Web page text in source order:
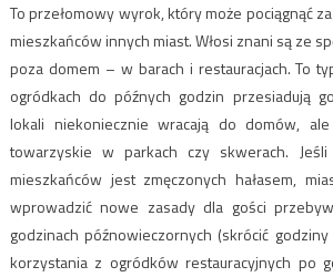
To przełomowy wyrok, który może pociągnąć
mieszkańców innych miast. Włosi znani są ze
poza domem – w barach i restauracjach. To
ogródkach do późnych godzin przesiadują
lokali niekoniecznie wracają do domów,
towarzyskie w parkach czy skwerach.
mieszkańców jest zmęczonych hałasem,
wprowadzić nowe zasady dla gości
godzinach późnowieczornych (skrócić
korzystania z ogródków restauracyjnych po